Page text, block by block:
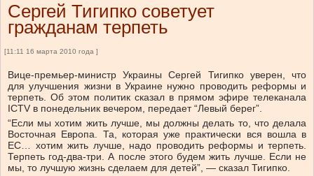
Сергей Тигипко советует
гражданам терпеть
[11:11 16 марта 2010 года ]
Вице-премьер-министр Украины Сергей Тигипко уверен, что
для улучшения жизни в Украине нужно проводить реформы и
терпеть. Об этом политик сказал в прямом эфире телеканала
ICTV в понедельник вечером, передает “Левый берег”.
“Если мы хотим жить лучше, мы должны делать то, что делала
Восточная Европа. Та, которая уже практически вся вошла в
ЕС… хотим жить лучше, надо проводить реформы и терпеть.
Терпеть год-два-три. А после этого будем жить лучше. Если не
мы, то лучшую жизнь сделаем для детей”, — сказал Тигипко.